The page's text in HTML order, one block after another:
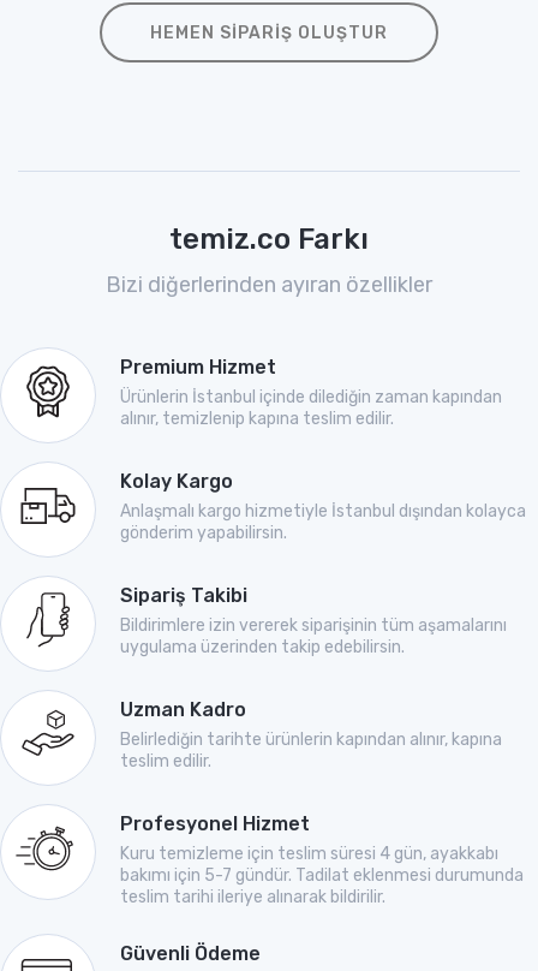
HEMEN SIPARIŞ OLUŞTUR
temiz.co Farkı
Bizi diğerlerinden ayıran özellikler
Premium Hizmet
Ürünlerin İstanbul içinde dilediğin zaman kapından
alınır, temizlenip kapına teslim edilir.
Kolay Kargo
Anlaşmalı kargo hizmetiyle İstanbul dışından kolayca
gönderim yapabilirsin.
Sipariş Takibi
Bildirimlere izin vererek siparişinin tüm aşamalarını
uygulama üzerinden takip edebilirsin.
Uzman Kadro
Belirlediğin tarihte ürünlerin kapından alınır, kapına
teslim edilir.
Profesyonel Hizmet
Kuru temizleme için teslim süresi 4 gün, ayakkabı
bakımı için 5-7 gündür. Tadilat eklenmesi durumunda
teslim tarihi ileriye alınarak bildirilir.
Güvenli Ödeme